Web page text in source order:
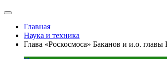
Главная
Наука и техника
Глава «Роскосмоса» Баканов и и.о.